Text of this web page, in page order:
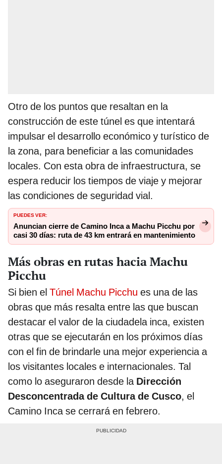
Otro de los puntos que resaltan en la
construcción de este túnel es que intentará
impulsar el desarrollo económico y turístico de
la zona, para beneficiar a las comunidades
locales. Con esta obra de infraestructura, se
espera reducir los tiempos de viaje y mejorar
las condiciones de seguridad vial.
PUEDES VER:
Anuncian cierre de Camino Inca a Machu Picchu por
casi 30 días: ruta de 43 km entrará en mantenimiento
Más obras en rutas hacia Machu
Picchu
Si bien el Túnel Machu Picchu es una de las
obras que más resalta entre las que buscan
destacar el valor de la ciudadela inca, existen
otras que se ejecutarán en los próximos días
con el fin de brindarle una mejor experiencia a
los visitantes locales e internacionales. Tal
como lo aseguraron desde la Dirección
Desconcentrada de Cultura de Cusco, el
Camino Inca se cerrará en febrero.